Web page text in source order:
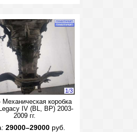
1/3
коробка
IV (BL, BP) 2003-
2009 гг.
29000–29000руб.